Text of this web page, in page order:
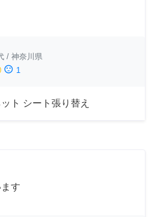
/ 神奈川県
sentiment_dissatisfied 1
ト シート張り替え
す